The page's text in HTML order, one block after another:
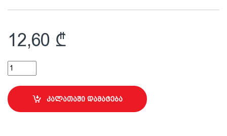
12,60 ₾
შავი RAL9005 KU-A9005 აკრილის უნივერსალური ემალი
კალათაში დამატება